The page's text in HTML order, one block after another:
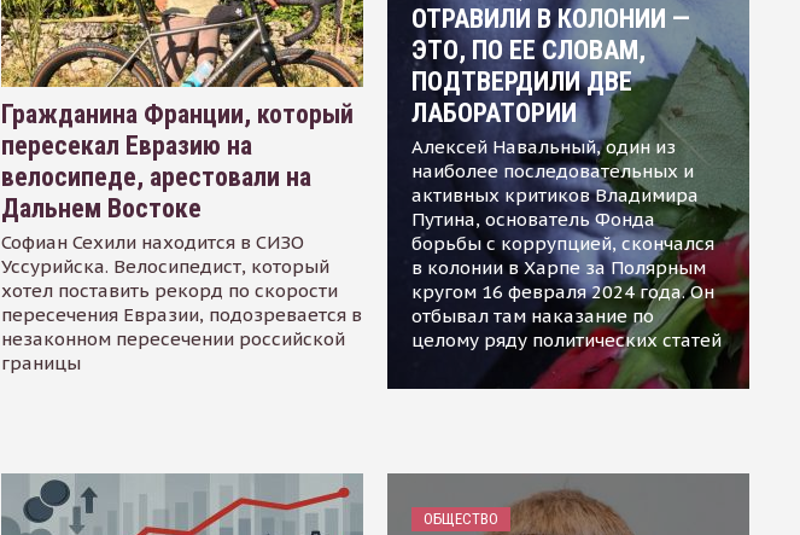
Гражданина Франции, который
пересекал Евразию на
велосипеде, арестовали на
Дальнем Востоке
Софиан Сехили находится в СИЗО
Уссурийска. Велосипедист, который
хотел поставить рекорд по скорости
пересечения Евразии, подозревается в
незаконном пересечении российской
границы
ОТРАВИЛИ В КОЛОНИИ —
ЭТО, ПО ЕЕ СЛОВАМ,
ПОДТВЕРДИЛИ ДВЕ
ЛАБОРАТОРИИ
Алексей Навальный, один из
наиболее последовательных и
активных критиков Владимира
Путина, основатель Фонда
борьбы с коррупцией, скончался
в колонии в Харпе за Полярным
кругом 16 февраля 2024 года. Он
отбывал там наказание по
целому ряду политических статей
ОБЩЕСТВО